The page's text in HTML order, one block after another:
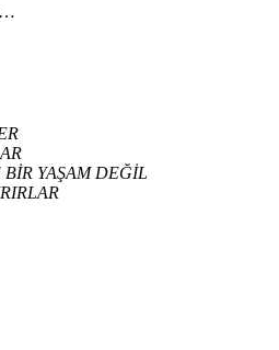
YAŞAM DEĞİL